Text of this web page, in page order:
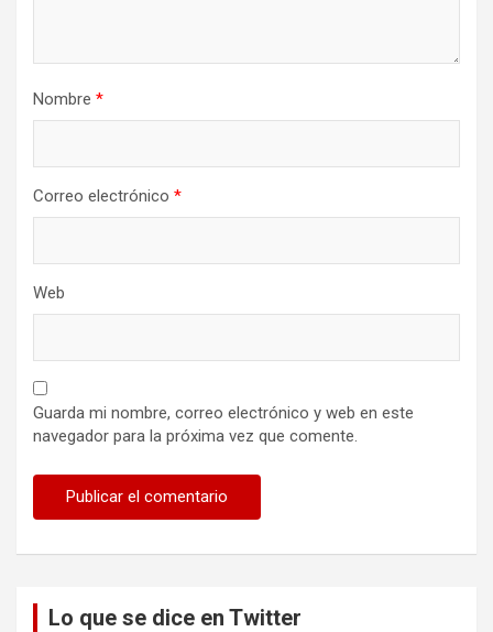
Nombre *
Correo electrónico *
Web
Guarda mi nombre, correo electrónico y web en este
navegador para la próxima vez que comente.
Lo que se dice en Twitter